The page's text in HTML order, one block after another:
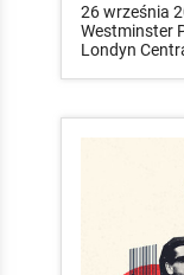
26 września
Westminster
Londyn